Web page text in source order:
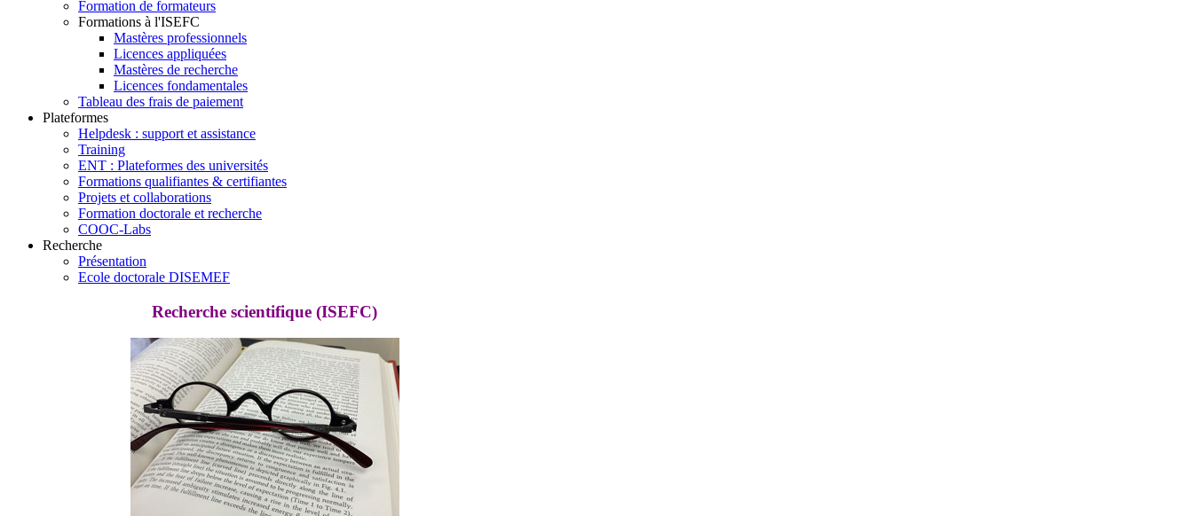
Formation de formateurs
Formations à l'ISEFC
Mastères professionnels
Licences appliquées
Mastères de recherche
Licences fondamentales
Tableau des frais de paiement
Plateformes
Helpdesk : support et assistance
Training
ENT : Plateformes des universités
Formations qualifiantes & certifiantes
Projets et collaborations
Formation doctorale et recherche
COOC-Labs
Recherche
Présentation
Ecole doctorale DISEMEF
Recherche scientifique (ISEFC)